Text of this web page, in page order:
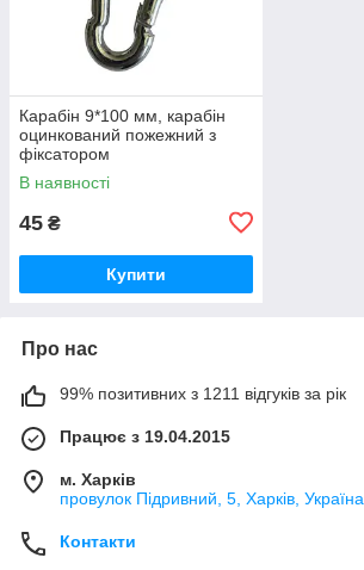
Карабін 9*100 мм, карабін
оцинкований пожежний з
фіксатором
В наявності
45 ₴
Купити
Про нас
99% позитивних з 1211 відгуків за рік
Працює з 19.04.2015
м. Харків
провулок Підривний, 5, Харків, Україна
Контакти